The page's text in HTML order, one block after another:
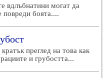
вдлъбнатини могат да
повреди боята....
преглед на това как
и грубостта...